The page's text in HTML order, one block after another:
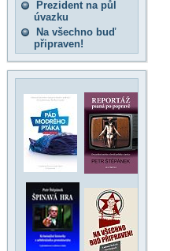
Prezident na půl
úvazku
Na všechno buď
připraven!